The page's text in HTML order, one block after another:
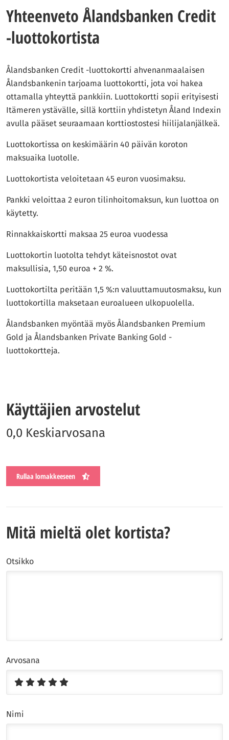
Yhteenveto Ålandsbanken Credit
-luottokortista
Ålandsbanken Credit -luottokortti ahvenanmaalaisen
Ålandsbankenin tarjoama luottokortti, jota voi hakea
ottamalla yhteyttä pankkiin. Luottokortti sopii erityisesti
Itämeren ystävälle, sillä korttiin yhdistetyn Åland Indexin
avulla pääset seuraamaan korttiostostesi hiilijalanjälkeä.
Luottokortissa on keskimäärin 40 päivän koroton
maksuaika luotolle.
Luottokortista veloitetaan 45 euron vuosimaksu.
Pankki veloittaa 2 euron tilinhoitomaksun, kun luottoa on
käytetty.
Rinnakkaiskortti maksaa 25 euroa vuodessa
Luottokortin luotolta tehdyt käteisnostot ovat
maksullisia, 1,50 euroa + 2 %.
Luottokortilta peritään 1,5 %:n valuuttamuutosmaksu, kun
luottokortilla maksetaan euroalueen ulkopuolella.
Ålandsbanken myöntää myös Ålandsbanken Premium
Gold ja Ålandsbanken Private Banking Gold -
luottokortteja.
Käyttäjien arvostelut
0,0 Keskiarvosana
Rullaa lomakkeeseen
Mitä mieltä olet kortista?
Otsikko
Arvosana
Nimi